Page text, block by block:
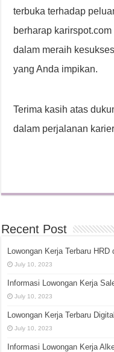
terbuka terhadap
berharap
dalam meraih
yang Anda impikan.
Terima kasih atas
dalam perjalanan
Recent Post
Lowongan Kerja Terbaru
July 10, 2023
Informasi Lowongan Kerja
July 10, 2023
Lowongan Kerja Terbaru
July 10, 2023
Informasi Lowongan Kerja